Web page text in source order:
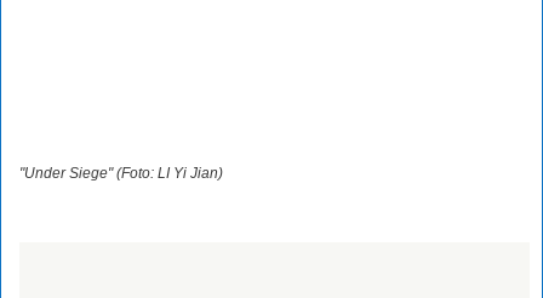
"Under Siege" (Foto: LI Yi Jian)